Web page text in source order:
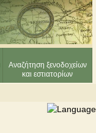
Αναζήτηση ξενοδοχείων
και εστιατορίων